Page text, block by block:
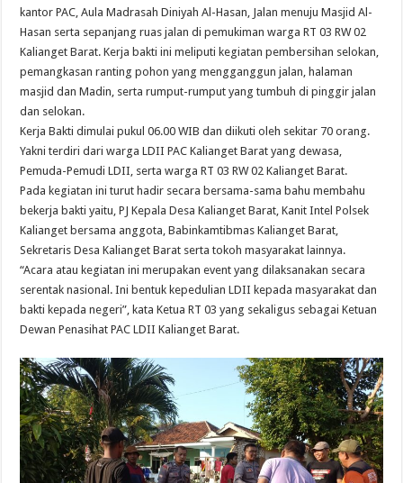
kantor PAC, Aula Madrasah Diniyah Al-Hasan, Jalan menuju Masjid Al-
Hasan serta sepanjang ruas jalan di pemukiman warga RT 03 RW 02
Kalianget Barat. Kerja bakti ini meliputi kegiatan pembersihan selokan,
pemangkasan ranting pohon yang mengganggun jalan, halaman
masjid dan Madin, serta rumput-rumput yang tumbuh di pinggir jalan
dan selokan.
Kerja Bakti dimulai pukul 06.00 WIB dan diikuti oleh sekitar 70 orang.
Yakni terdiri dari warga LDII PAC Kalianget Barat yang dewasa,
Pemuda-Pemudi LDII, serta warga RT 03 RW 02 Kalianget Barat.
Pada kegiatan ini turut hadir secara bersama-sama bahu membahu
bekerja bakti yaitu, PJ Kepala Desa Kalianget Barat, Kanit Intel Polsek
Kalianget bersama anggota, Babinkamtibmas Kalianget Barat,
Sekretaris Desa Kalianget Barat serta tokoh masyarakat lainnya.
“Acara atau kegiatan ini merupakan event yang dilaksanakan secara
serentak nasional. Ini bentuk kepedulian LDII kepada masyarakat dan
bakti kepada negeri”, kata Ketua RT 03 yang sekaligus sebagai Ketuan
Dewan Penasihat PAC LDII Kalianget Barat.